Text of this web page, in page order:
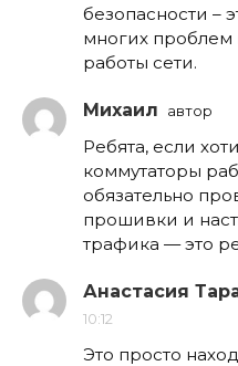
безопасности –
многих проблем
работы сети.
Михаил автор
Ребята, если
коммутаторы
обязательно
прошивки и
трафика — это
Анастасия
10:12
Это просто